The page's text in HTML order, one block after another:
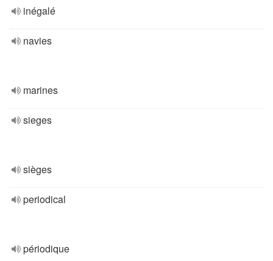
inégalé
navies
marines
sieges
sièges
periodical
périodique